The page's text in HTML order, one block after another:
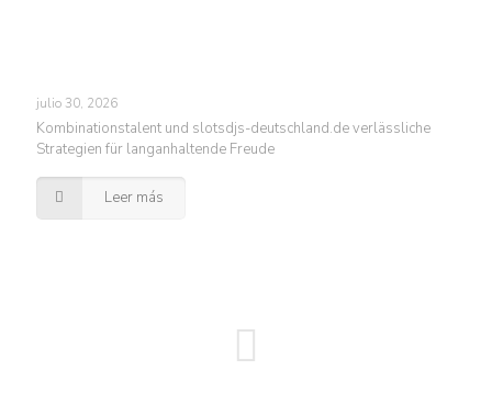
julio 30, 2026
Kombinationstalent und slotsdjs-deutschland.de verlässliche
Strategien für langanhaltende Freude
Leer más